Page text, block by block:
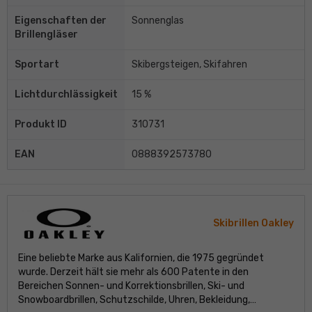
Eigenschaften der
Brillengläser
Sonnenglas
Sportart Skibergsteigen, Skifahren
Lichtdurchlässigkeit 15 %
Produkt ID 310731
EAN 0888392573780
Skibrillen Oakley
Eine beliebte Marke aus Kalifornien, die 1975 gegründet
wurde. Derzeit hält sie mehr als 600 Patente in den
Bereichen Sonnen- und Korrektionsbrillen, Ski- und
Snowboardbrillen, Schutzschilde, Uhren, Bekleidung,